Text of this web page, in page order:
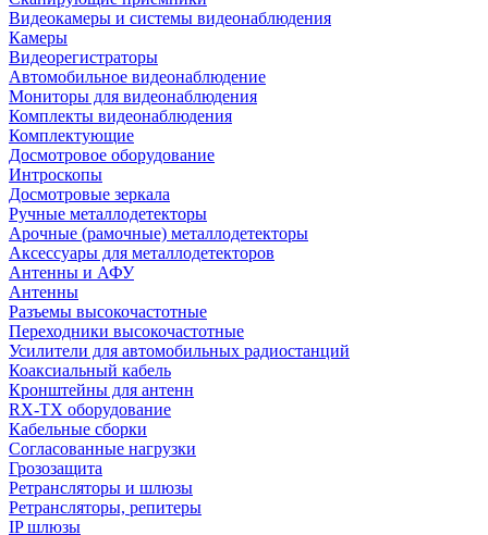
Видеокамеры и системы видеонаблюдения
Камеры
Видеорегистраторы
Автомобильное видеонаблюдение
Мониторы для видеонаблюдения
Комплекты видеонаблюдения
Комплектующие
Досмотровое оборудование
Интроскопы
Досмотровые зеркала
Ручные металлодетекторы
Арочные (рамочные) металлодетекторы
Аксессуары для металлодетекторов
Антенны и АФУ
Антенны
Разъемы высокочастотные
Переходники высокочастотные
Усилители для автомобильных радиостанций
Коаксиальный кабель
Кронштейны для антенн
RX-TX оборудование
Кабельные сборки
Согласованные нагрузки
Грозозащита
Ретрансляторы и шлюзы
Ретрансляторы, репитеры
IP шлюзы